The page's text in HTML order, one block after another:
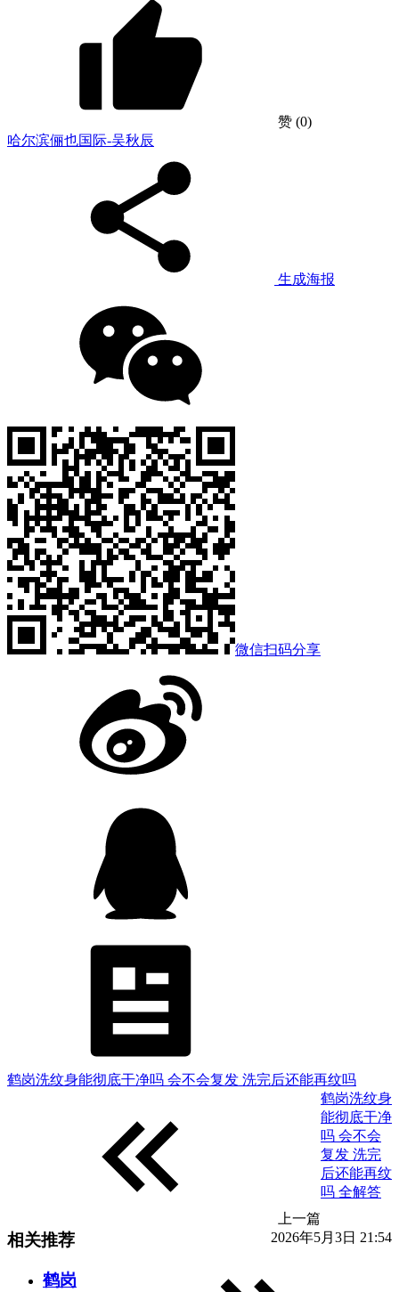
赞 (0)
哈尔滨俪也国际-吴秋辰
生成海报
微信扫码分享
鹤岗洗纹身能彻底干净吗 会不会复发 洗完后还能再纹吗
上一篇
2026年5月3日 21:54
鹤岗洗纹身
能彻底干净
吗 会不会
复发 洗完
后还能再纹
吗 全解答
相关推荐
鹤岗